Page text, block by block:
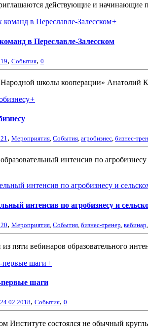
действующие и начинающие
+
в Переславле-Залесском
, События, 0
школы кооперации» Анатолий
+
, Мероприятия, События, агробизнес, бизнес-
образовательный интенсив по
интенсив по агробизнесу и
, Мероприятия События бизнес-тренер вебинар
пяти вебинаров образовательного
+
первые шаги
24.02.2018, События, 0
Институте состоялся не обычный